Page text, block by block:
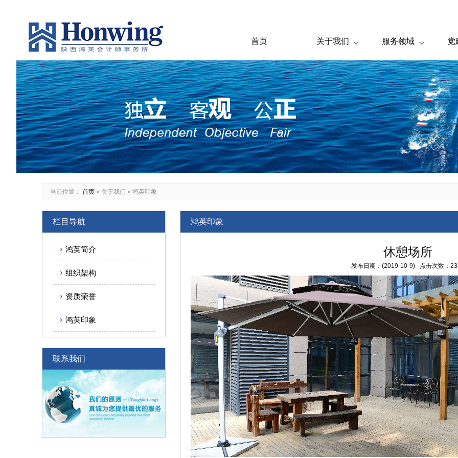
首页 关于我们 服务领域 党
当前位置： 首页 » 关于我们 » 鸿英印象
栏目导航
鸿英简介
组织架构
资质荣誉
鸿英印象
联系我们
鸿英印象
休憩场所
发布日期：(2019-10-9) 点击次数：